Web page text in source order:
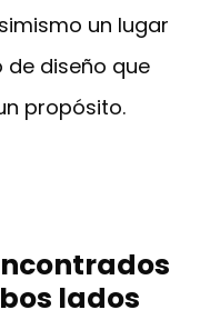
un lugar
diseño que
propósito.
lados